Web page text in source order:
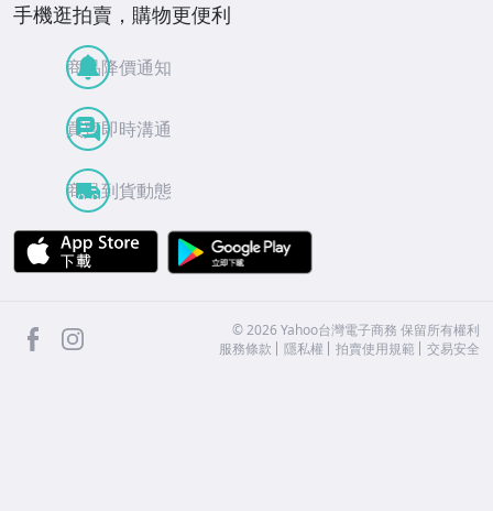
手機逛拍賣，購物更便利
商品降價通知
買賣即時溝通
商品到貨動態
APP Store
facebook ©2026 Yahoo台灣電子商務 保留所有權利
服務條款
隱私權 拍賣使用規範 交易安全